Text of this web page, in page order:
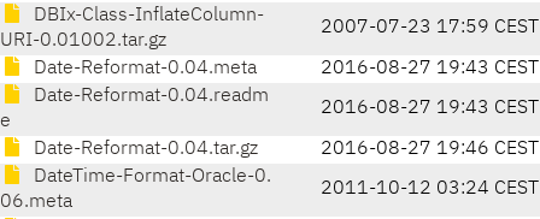
DBIx-Class-InflateColumn-
URI-0.01002.tar.gz
2007-07-23 17:59 CEST
Date-Reformat-0.04.meta 2016-08-27 19:43 CEST
Date-Reformat-0.04.readm
e
2016-08-27 19:43 CEST
Date-Reformat-0.04.tar.gz 2016-08-27 19:46 CEST
DateTime-Format-Oracle-0.
06.meta
2011-10-12 03:24 CEST